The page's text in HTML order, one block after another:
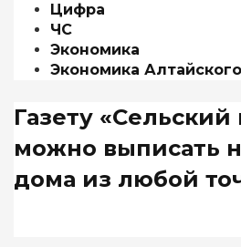
Цифра
ЧС
Экономика
Экономика
Газету «Сельский
можно выписать
дома из любой